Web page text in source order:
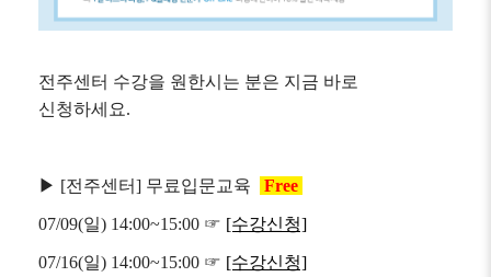
전주센터 수강을 원한시는 분은 지금 바로
신청하세요.
▶ [전주센터] 무료입문교육 Free
07/09(일) 14:00~15:00 ☞ [수강신청]
07/16(일) 14:00~15:00 ☞ [수강신청]